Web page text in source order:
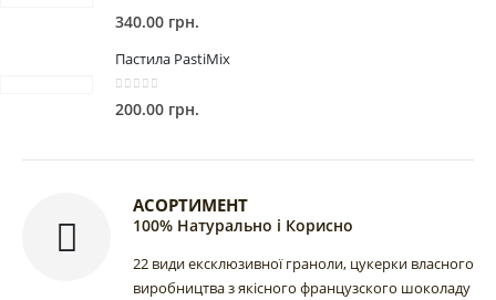
0 out of 5
340.00 грн.
Пастила PastiMix
200.00 грн.
АСОРТИМЕНТ
100% Натурально і Корисно
22 види ексклюзивної граноли, цукерки власного
виробництва з якісного французского шоколаду